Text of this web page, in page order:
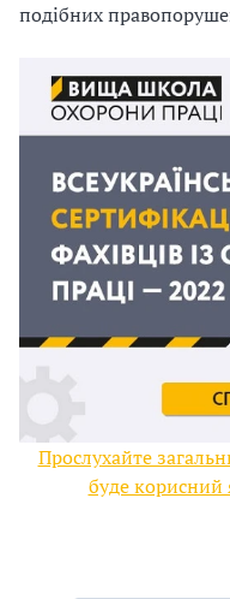
подібних
Прослухайте
буде корисний